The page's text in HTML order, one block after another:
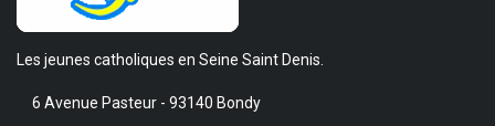
Les jeunes catholiques en Seine Saint Denis.
6 Avenue Pasteur - 93140 Bondy